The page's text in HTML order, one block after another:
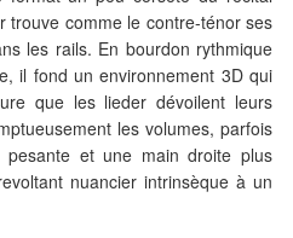
trouve comme le contre-ténor ses
les rails. En bourdon rythmique
il fond un environnement 3D qui
que les lieder dévoilent leurs
les volumes, parfois
et une main droite plus
nuancier intrinsèque à un